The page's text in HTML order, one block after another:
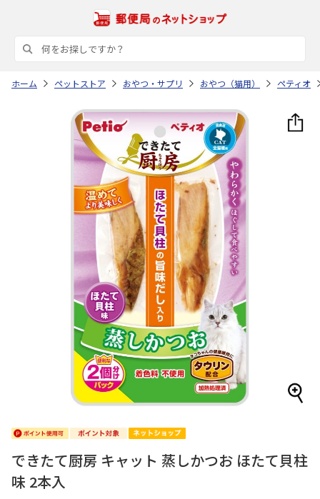
ホーム ペットストア おやつ・サプリ おやつ（猫用） ペティオ
できたて厨房 キャット 蒸しかつお ほたて貝柱
味 2本入